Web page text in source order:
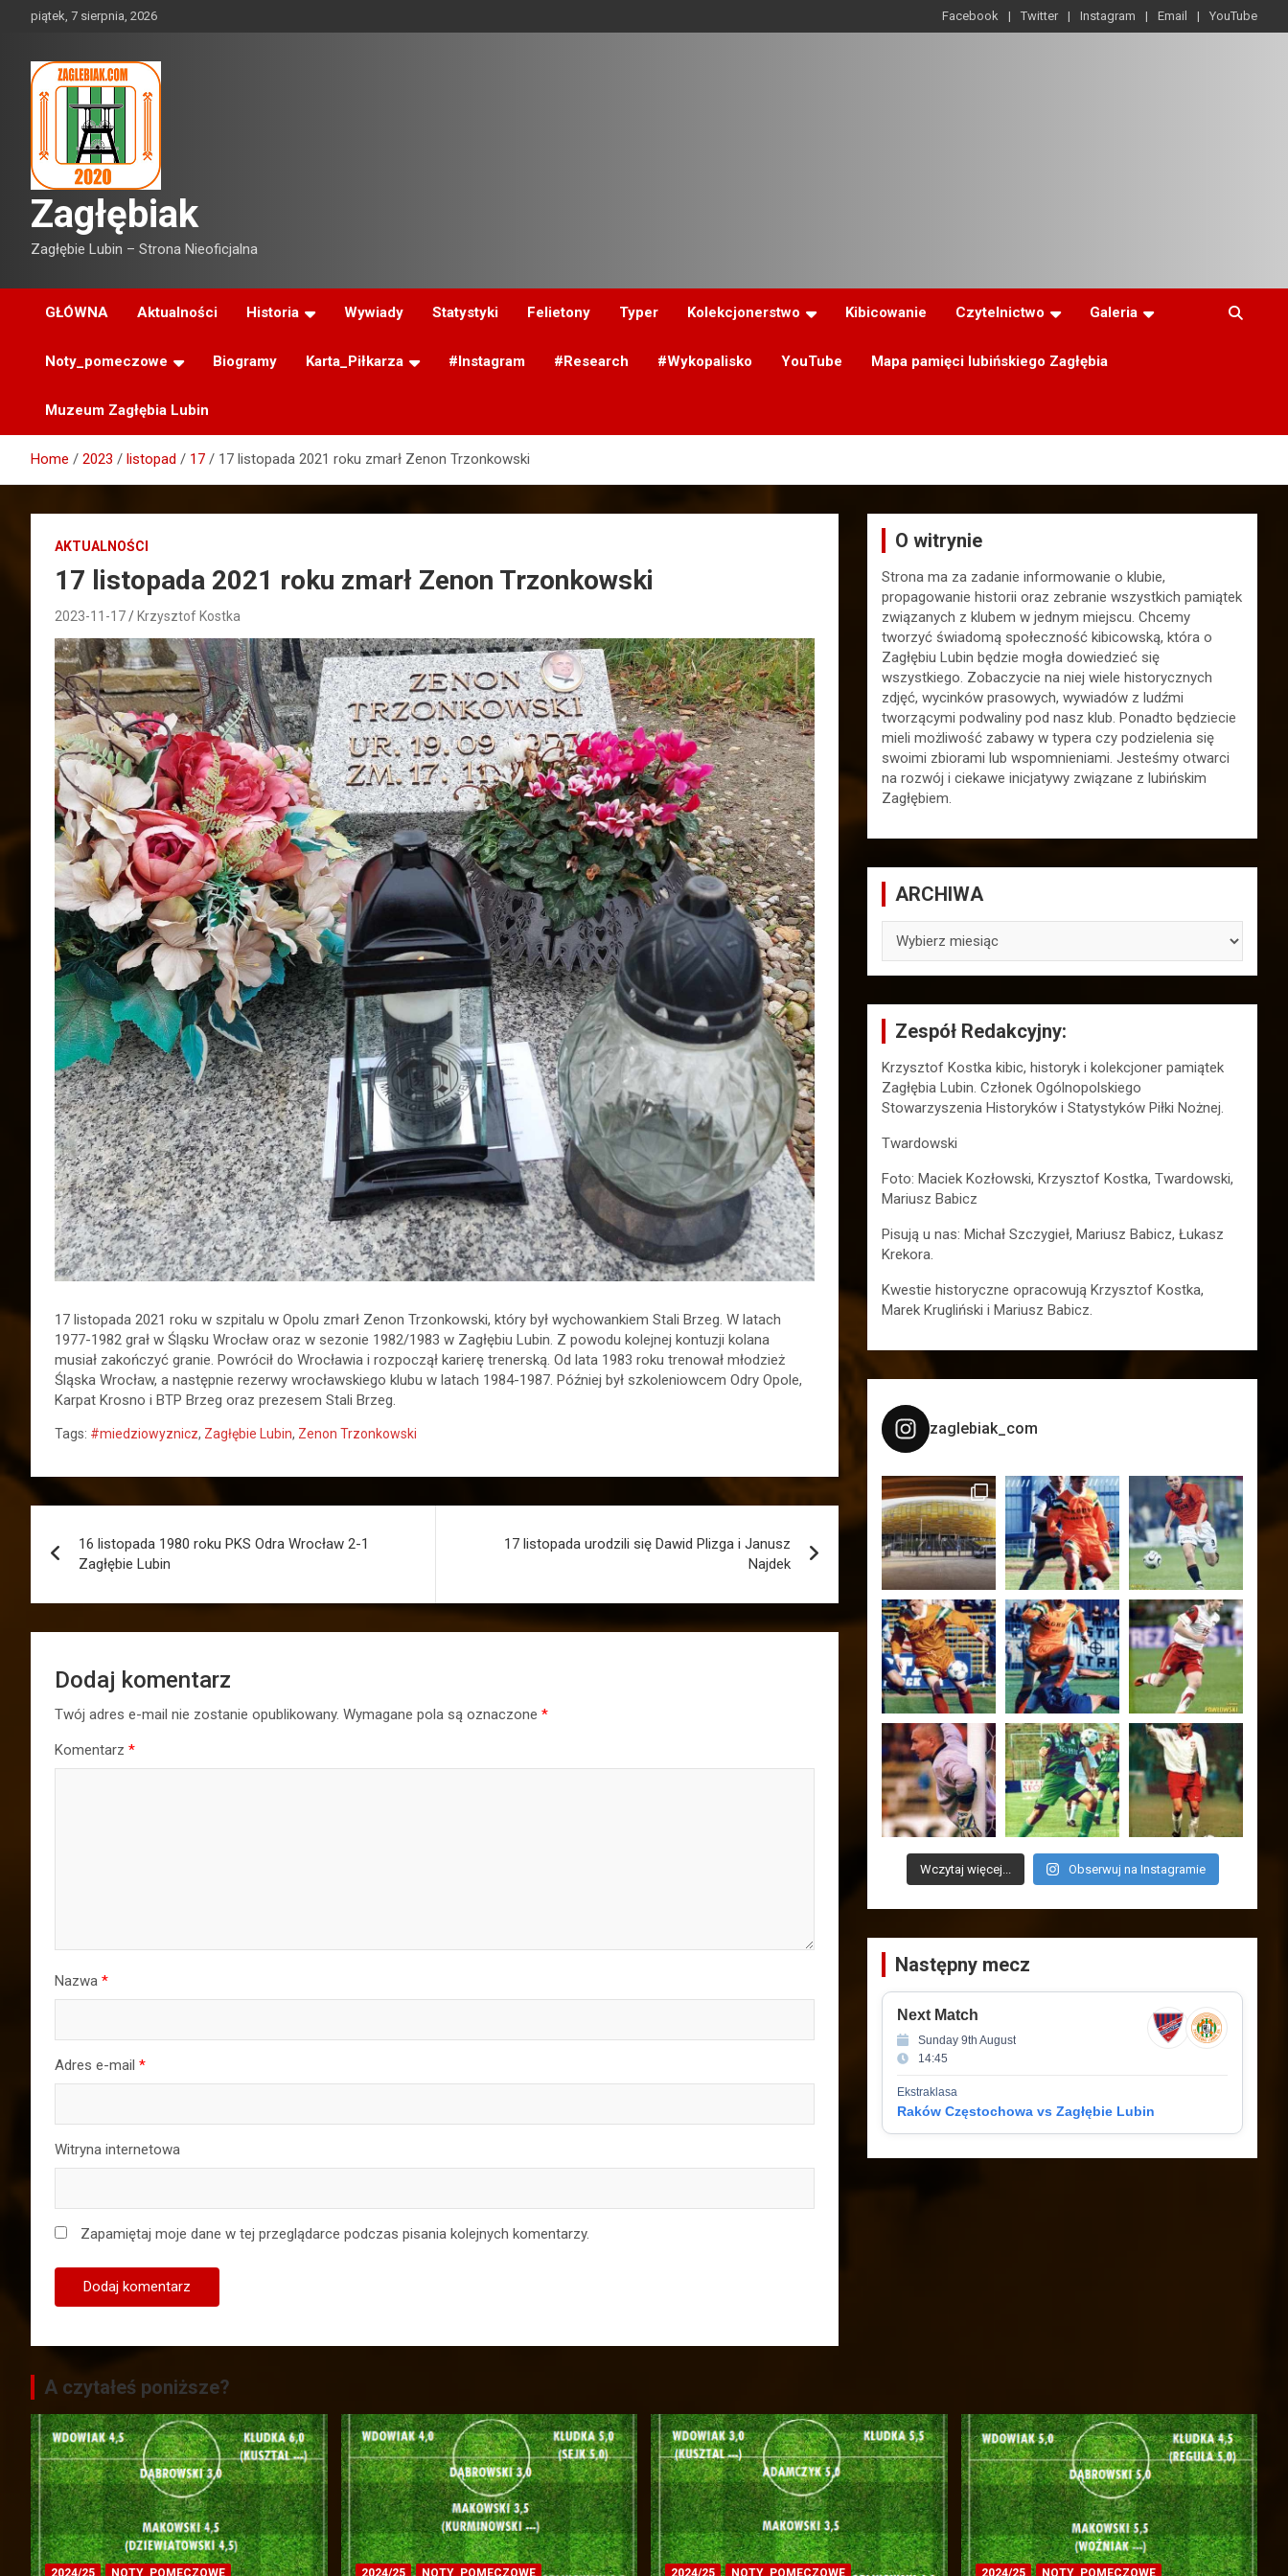
piątek, 7 sierpnia, 2026 Facebook Twitter Instagram Email YouTube
Zagłębiak
Zagłębie Lubin – Strona Nieoficjalna
GŁÓWNA Aktualności Historia Wywiady Statystyki Felietony Typer Kolekcjonerstwo Kibicowanie Czytelnictwo Galeria
Noty_pomeczowe Biogramy Karta_Piłkarza #Instagram #Research #Wykopalisko YouTube Mapa pamięci lubińskiego Zagłębia
Muzeum Zagłębia Lubin
Home 2023 listopad 17 17 listopada 2021 roku zmarł Zenon Trzonkowski
AKTUALNOŚCI
17 listopada 2021 roku zmarł Zenon Trzonkowski
2023-11-17 Krzysztof Kostka
17 listopada 2021 roku w szpitalu w Opolu zmarł Zenon Trzonkowski, który był wychowankiem Stali Brzeg. W latach
1977-1982 grał w Śląsku Wrocław oraz w sezonie 1982/1983 w Zagłębiu Lubin. Z powodu kolejnej kontuzji kolana
musiał zakończyć granie. Powrócił do Wrocławia i rozpoczął karierę trenerską. Od lata 1983 roku trenował młodzież
Śląska Wrocław, a następnie rezerwy wrocławskiego klubu w latach 1984-1987. Później był szkoleniowcem Odry Opole,
Karpat Krosno i BTP Brzeg oraz prezesem Stali Brzeg.
Tags: #miedziowyznicz, Zagłębie Lubin, Zenon Trzonkowski
wpisu
16 listopada 1980 roku PKS Odra Wrocław 2-1
Zagłębie Lubin
17 listopada urodzili się Dawid Plizga i Janusz
Najdek
Dodaj komentarz
Twój adres e-mail nie zostanie opublikowany. Wymagane pola są oznaczone *
Komentarz *
Nazwa *
Adres e-mail *
Witryna internetowa
Zapamiętaj moje dane w tej przeglądarce podczas pisania kolejnych komentarzy.
O witrynie
Strona ma za zadanie informowanie o klubie,
propagowanie historii oraz zebranie wszystkich pamiątek
związanych z klubem w jednym miejscu. Chcemy
tworzyć świadomą społeczność kibicowską, która o
Zagłębiu Lubin będzie mogła dowiedzieć się
wszystkiego. Zobaczycie na niej wiele historycznych
zdjęć, wycinków prasowych, wywiadów z ludźmi
tworzącymi podwaliny pod nasz klub. Ponadto będziecie
mieli możliwość zabawy w typera czy podzielenia się
swoimi zbiorami lub wspomnieniami. Jesteśmy otwarci
na rozwój i ciekawe inicjatywy związane z lubińskim
Zagłębiem.
ARCHIWA
Zespół Redakcyjny:
Krzysztof Kostka kibic, historyk i kolekcjoner pamiątek
Zagłębia Lubin. Członek Ogólnopolskiego
Stowarzyszenia Historyków i Statystyków Piłki Nożnej.
Twardowski
Foto: Maciek Kozłowski, Krzysztof Kostka, Twardowski,
Mariusz Babicz
Pisują u nas: Michał Szczygieł, Mariusz Babicz, Łukasz
Krekora.
Kwestie historyczne opracowują Krzysztof Kostka,
Marek Krugliński i Mariusz Babicz.
zaglebiak_com
Wczytaj więcej... Obserwuj na Instagramie
Następny mecz
Next Match
Sunday 9th August
14:45
Ekstraklasa
Raków Częstochowa vs Zagłębie Lubin
A czytałeś poniższe?
2024/25 NOTY_POMECZOWE 2024/25 NOTY_POMECZOWE 2024/25 NOTY_POMECZOWE 2024/25 NOTY_POMECZOWE